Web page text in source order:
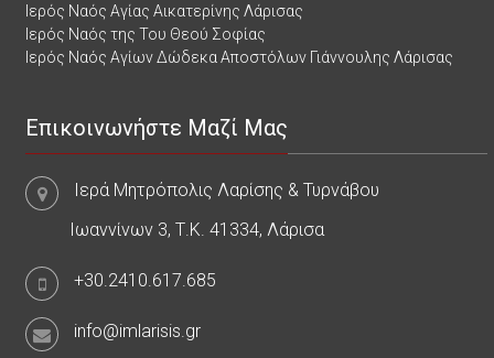
Ιερός Ναός Αγίας Αικατερίνης Λάρισας
Ιερός Ναός της Του Θεού Σοφίας
Ιερός Ναός Αγίων Δώδεκα Αποστόλων Γιάννουλης Λάρισας
Επικοινωνήστε Μαζί Μας
Ιερά Μητρόπολις Λαρίσης & Τυρνάβου
Ιωαννίνων 3, Τ.Κ. 41334, Λάρισα
+30.2410.617.685
info@imlarisis.gr